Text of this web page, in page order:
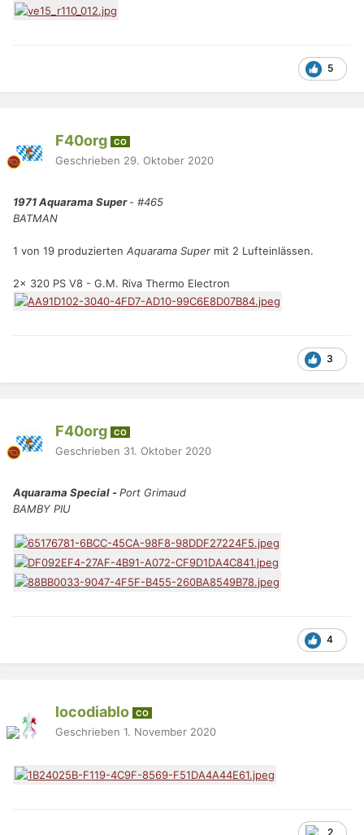
5
F40org CO
Geschrieben 29. Oktober 2020
1971 Aquarama Super- #465
BATMAN
1 von 19 produzierten Aquarama Super mit 2 Lufteinlässen.
2x 320 PS V8 - G.M. Riva Thermo Electron
3
F40org CO
Geschrieben 31. Oktober 2020
Aquarama Special -Port Grimaud
BAMBY PIU
4
locodiablo CO
Geschrieben 1. November 2020
2